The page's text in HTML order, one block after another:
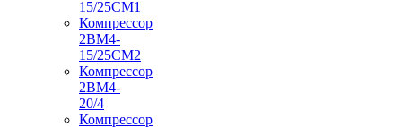
15/25СМ1
Компрессор
2ВМ4-
15/25СМ2
Компрессор
2ВМ4-
20/4
Компрессор